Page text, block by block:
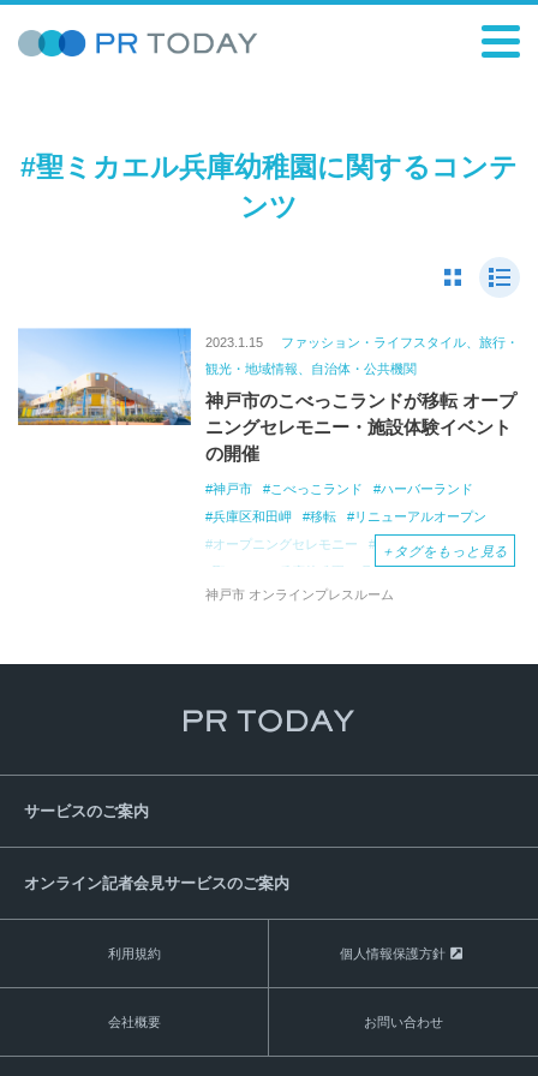
#聖ミカエル兵庫幼稚園に関するコンテ
ンツ
2023.1.15
ファッション・ライフスタイル、旅行・
観光・地域情報、自治体・公共機関
神戸市のこべっこランドが移転 オープ
ニングセレモニー・施設体験イベント
の開催
神戸市 こべっこランド
ハーバーランド
兵庫区和田岬
移転
リニューアルオープン
オープニングセレモニー
施設体験イベント
聖ミカエル兵庫幼稚園
取材
＋ タグをもっと見る
神戸市 オンラインプレスルーム
サービスのご案内
オンライン記者会見サービスのご案内
利用規約 個人情報保護方針
会社概要 お問い合わせ